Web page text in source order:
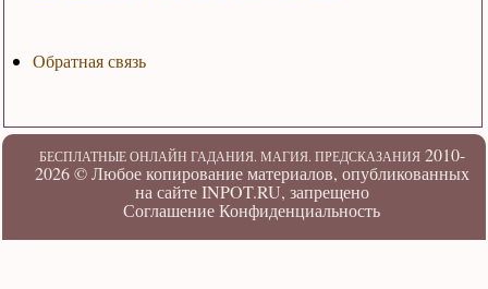
Обратная связь
БЕСПЛАТНЫЕ ОНЛАЙН ГАДАНИЯ. МАГИЯ. ПРЕДСКАЗАНИЯ2010-
2026 ©Любое копирование материалов, опубликованных
на сайте INPOT.RU, запрещено
Соглашение Конфиденциальность